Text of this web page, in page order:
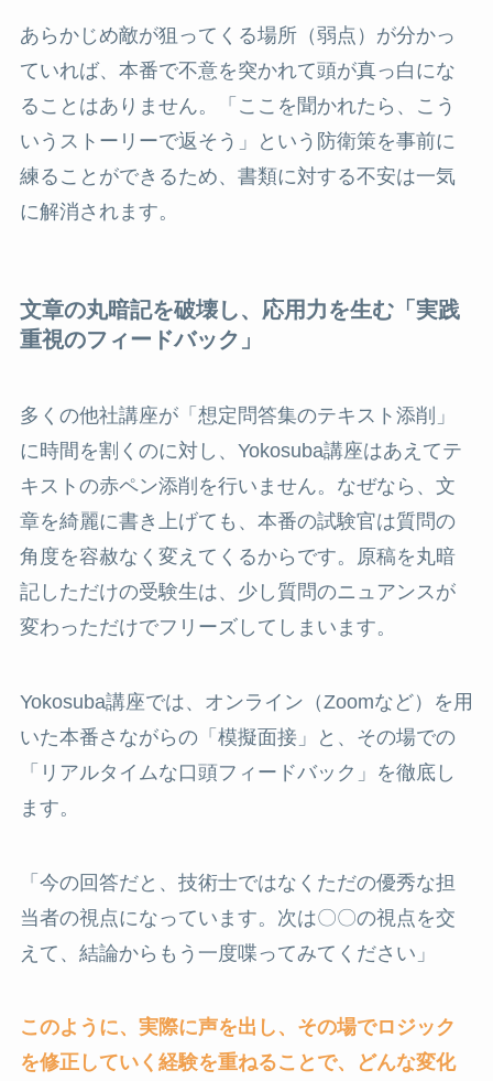
あらかじめ敵が狙ってくる場所（弱点）が分かっ
ていれば、本番で不意を突かれて頭が真っ白にな
ることはありません。「ここを聞かれたら、こう
いうストーリーで返そう」という防衛策を事前に
練ることができるため、書類に対する不安は一気
に解消されます。
文章の丸暗記を破壊し、応用力を生む「実践
重視のフィードバック」
多くの他社講座が「想定問答集のテキスト添削」
に時間を割くのに対し、Yokosuba講座はあえてテ
キストの赤ペン添削を行いません。なぜなら、文
章を綺麗に書き上げても、本番の試験官は質問の
角度を容赦なく変えてくるからです。原稿を丸暗
記しただけの受験生は、少し質問のニュアンスが
変わっただけでフリーズしてしまいます。
Yokosuba講座では、オンライン（Zoomなど）を用
いた本番さながらの「模擬面接」と、その場での
「リアルタイムな口頭フィードバック」を徹底し
ます。
「今の回答だと、技術士ではなくただの優秀な担
当者の視点になっています。次は〇〇の視点を交
えて、結論からもう一度喋ってみてください」
このように、実際に声を出し、その場でロジック
を修正していく経験を重ねることで、どんな変化